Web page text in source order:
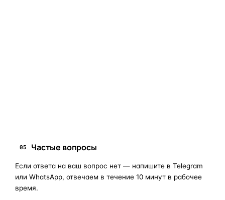
05 Частые вопросы
Если ответа на ваш вопрос нет — напишите в Telegram
или WhatsApp, отвечаем в течение 10 минут в рабочее
время.